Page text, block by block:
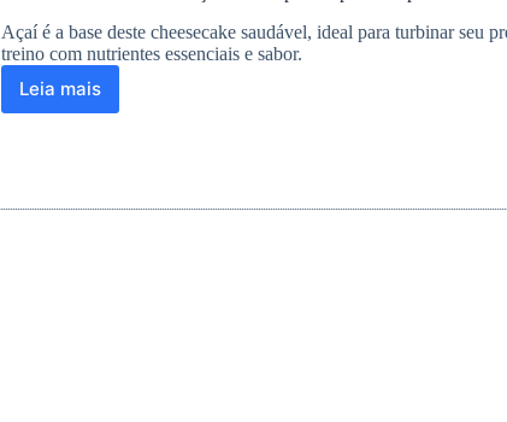
Açaí é a base deste cheesecake saudável, ideal para turbinar seu
treino com nutrientes essenciais e sabor.
Leia maisCheesecake
prática